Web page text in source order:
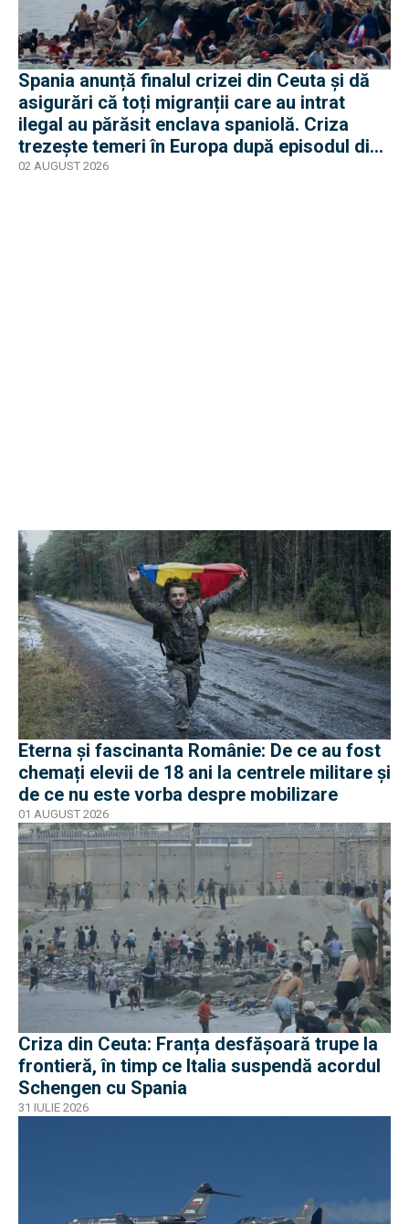
Spania anunță finalul crizei din Ceuta și dă
asigurări că toți migranții care au intrat
ilegal au părăsit enclava spaniolă. Criza
trezește temeri în Europa după episodul din
2015
02 AUGUST 2026
Eterna și fascinanta Românie: De ce au fost
chemați elevii de 18 ani la centrele militare și
de ce nu este vorba despre mobilizare
01 AUGUST 2026
Criza din Ceuta: Franța desfășoară trupe la
frontieră, în timp ce Italia suspendă acordul
Schengen cu Spania
31 IULIE 2026